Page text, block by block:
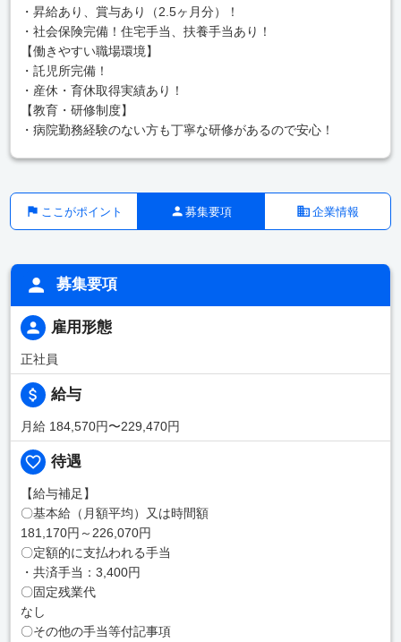
・昇給あり、賞与あり（2.5ヶ月分）！
・社会保険完備！住宅手当、扶養手当あり！
【働きやすい職場環境】
・託児所完備 ！
・産休・育休取得実績あり！
【教育・研修制度】
・病院勤務経験のない方も丁寧な研修があるので安心！
ここがポイント 募集要項 企業情報
募集要項
雇用形態
正社員
給与
月給 184,570円〜229,470円
待遇
【給与補足】
〇基本給（月額平均）又は時間額
181,170円～226,070円
〇定額的に支払われる手当
・共済手当：3,400円
〇固定残業代
なし
〇その他の手当等付記事項